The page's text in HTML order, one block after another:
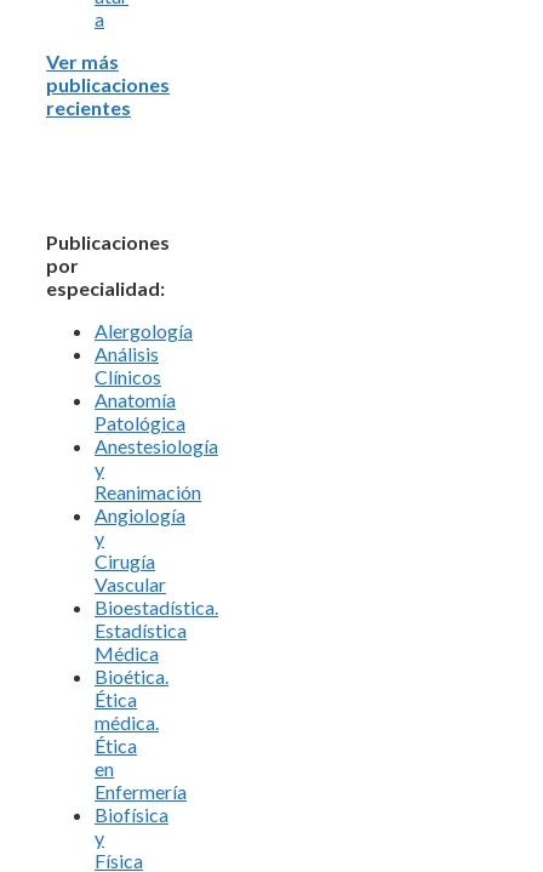
a
Ver más
publicaciones
recientes
Publicaciones
por
especialidad:
Alergología
Análisis
Clínicos
Anatomía
Patológica
Anestesiología
y
Reanimación
Angiología
y
Cirugía
Vascular
Bioestadística.
Estadística
Médica
Bioética.
Ética
médica.
Ética
en
Enfermería
Biofísica
y
Física